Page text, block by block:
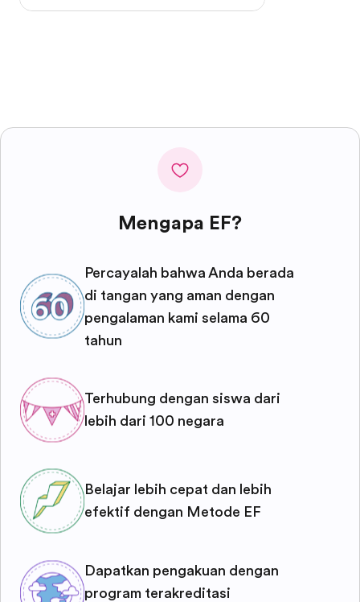
Mengapa EF?
Percayalah bahwa Anda berada
di tangan yang aman dengan
pengalaman kami selama 60
tahun
Terhubung dengan siswa dari
lebih dari 100 negara
Belajar lebih cepat dan lebih
efektif dengan Metode EF
Dapatkan pengakuan dengan
program terakreditasi